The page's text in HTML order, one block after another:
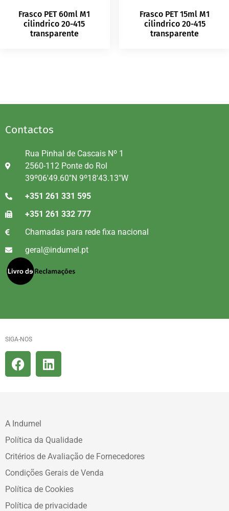
Frasco PET 60ml M1
cilindrico 20-415
transparente
Frasco PET 15ml M1
cilindrico 20-415
transparente
Contactos
Rua Pinhal de Cascais Nº 1
2560-112 Ponte do Rol
39º06'49.60"N 9º18'43.13"W
+351 261 331 595
+351 261 332 777
Chamadas para rede fixa nacional
geral@indumel.pt
SIGA-NOS
A Indumel
Política da Qualidade
Critérios de Avaliação de Fornecedores
Condições Gerais de Venda
Política de Cookies
Política de privacidade